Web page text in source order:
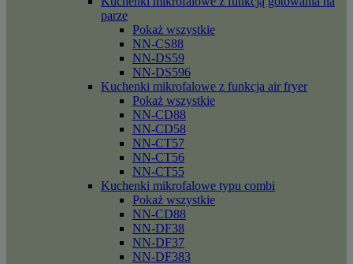
parze
Pokaż wszystkie
NN-CS88
NN-DS59
NN-DS596
Kuchenki mikrofalowe z funkcja air fryer
Pokaż wszystkie
NN-CD88
NN-CD58
NN-CT57
NN-CT56
NN-CT55
Kuchenki mikrofalowe typu combi
Pokaż wszystkie
NN-CD88
NN-DF38
NN-DF37
NN-DF383